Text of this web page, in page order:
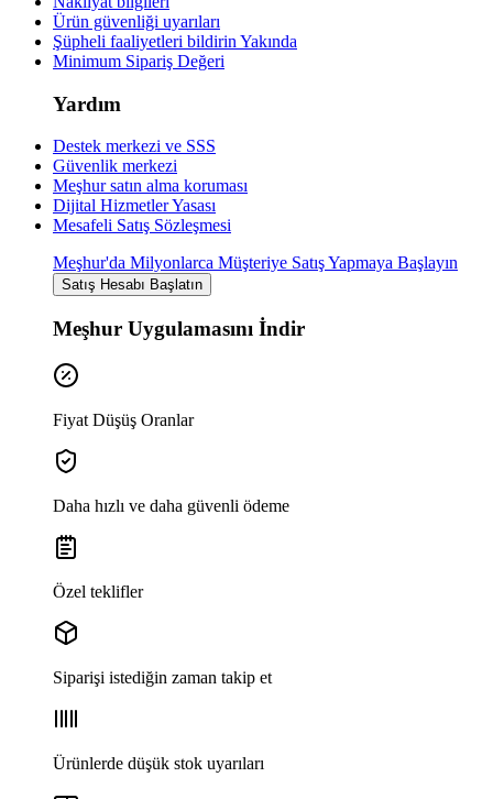
Ürün güvenliği uyarıları
Şüpheli faaliyetleri bildirin Yakında
Minimum Sipariş Değeri
Yardım
Destek merkezi ve SSS
Güvenlik merkezi
Meşhur satın alma koruması
Dijital Hizmetler Yasası
Mesafeli Satış Sözleşmesi
Meşhur'da Milyonlarca Müşteriye Satış Yapmaya Başlayın
Satış Hesabı Başlatın
Meşhur Uygulamasını İndir
Fiyat Düşüş Oranlar
Daha hızlı ve daha güvenli ödeme
Özel teklifler
Siparişi istediğin zaman takip et
Ürünlerde düşük stok uyarıları